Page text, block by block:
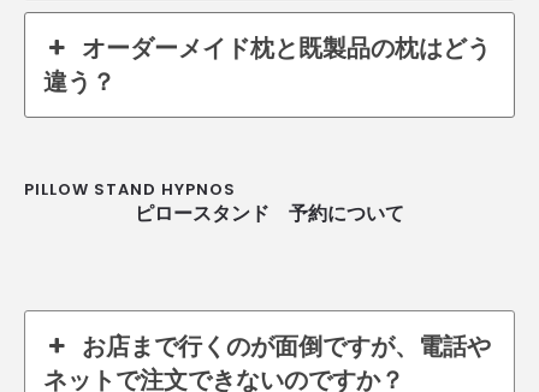
オーダーメイド枕と既製品の枕はどう
違う？
PILLOW STAND HYPNOS
ピロースタンド 予約について
お店まで行くのが面倒ですが、電話や
ネットで注文できないのですか？